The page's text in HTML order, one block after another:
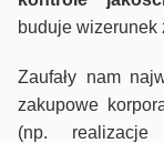
buduje wizerunek
Zaufały nam
zakupowe
(np.